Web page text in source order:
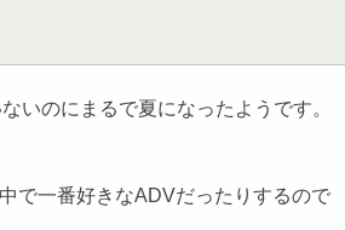
のにまるで夏になったようです。
で一番好きなADVだったりするので